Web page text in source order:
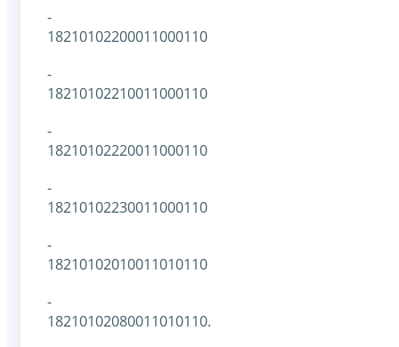
-
18210102200011000110
-
18210102210011000110
-
18210102220011000110
-
18210102230011000110
-
18210102010011010110
-
18210102080011010110.